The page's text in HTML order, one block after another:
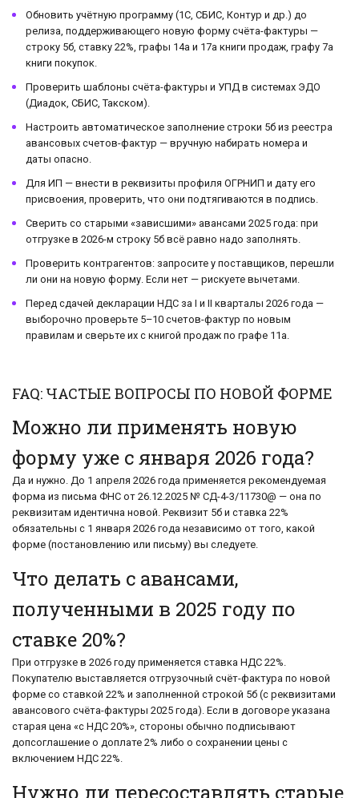
Обновить учётную программу (1С, СБИС, Контур и др.) до
релиза, поддерживающего новую форму счёта-фактуры —
строку 5б, ставку 22%, графы 14а и 17а книги продаж, графу 7а
книги покупок.
Проверить шаблоны счёта-фактуры и УПД в системах ЭДО
(Диадок, СБИС, Такском).
Настроить автоматическое заполнение строки 5б из реестра
авансовых счетов-фактур — вручную набирать номера и
даты опасно.
Для ИП — внести в реквизиты профиля ОГРНИП и дату его
присвоения, проверить, что они подтягиваются в подпись.
Сверить со старыми «зависшими» авансами 2025 года: при
отгрузке в 2026-м строку 5б всё равно надо заполнять.
Проверить контрагентов: запросите у поставщиков, перешли
ли они на новую форму. Если нет — рискуете вычетами.
Перед сдачей декларации НДС за I и II кварталы 2026 года —
выборочно проверьте 5–10 счетов-фактур по новым
правилам и сверьте их с книгой продаж по графе 11а.
FAQ: ЧАСТЫЕ ВОПРОСЫ ПО НОВОЙ ФОРМЕ
Можно ли применять новую
форму уже с января 2026 года?
Да и нужно. До 1 апреля 2026 года применяется рекомендуемая
форма из письма ФНС от 26.12.2025 № СД-4-3/11730@ — она по
реквизитам идентична новой. Реквизит 5б и ставка 22%
обязательны с 1 января 2026 года независимо от того, какой
форме (постановлению или письму) вы следуете.
Что делать с авансами,
полученными в 2025 году по
ставке 20%?
При отгрузке в 2026 году применяется ставка НДС 22%.
Покупателю выставляется отгрузочный счёт-фактура по новой
форме со ставкой 22% и заполненной строкой 5б (с реквизитами
авансового счёта-фактуры 2025 года). Если в договоре указана
старая цена «с НДС 20%», стороны обычно подписывают
допсоглашение о доплате 2% либо о сохранении цены с
включением НДС 22%.
Нужно ли пересоставлять старые